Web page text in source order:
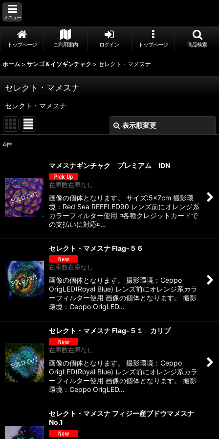
メニュー
トップページ ご利用案内 ログイン トップページ 商品検索
ホーム > サンゴ＆イソギンチャク > セレクト・マメスナ
セレクト・マメスナ
セレクト・マメスナ
表示順変更
並び順:
絞り込む
4件
マメスナギンチャク プレミアム IDN
在庫数在庫なし
画像の個体となります。 サイズ:5×7cm 撮影環
境：Red Sea REEFLED90 レンズ前にオレンジ系
カラーフィルター使用 ◽️各種クレジットカードで
の支払いに対応◽️…
セレクト・マメスナ Flag-５６
在庫数在庫なし
画像の個体となります。 撮影環境：Ceppo
OrigLED(Royal Blue) レンズ前にオレンジ系カラ
ーフィルター使用 画像の個体となります。 撮影
環境：Ceppo OrigLED…
セレクト・マメスナ Flag-５１ カリブ
在庫数在庫なし
画像の個体となります。 撮影環境：Ceppo
OrigLED(Royal Blue) レンズ前にオレンジ系カラ
ーフィルター使用 画像の個体となります。 撮影
環境：Ceppo OrigLED…
セレクト・マメスナ フィジー産ブドウマメスナ
No.1